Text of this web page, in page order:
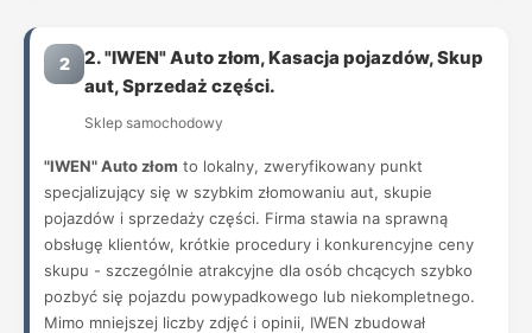
2
2. "IWEN" Auto złom, Kasacja pojazdów, Skup
aut, Sprzedaż części.
Sklep samochodowy
"IWEN" Auto złom to lokalny, zweryfikowany punkt
specjalizujący się w szybkim złomowaniu aut, skupie
pojazdów i sprzedaży części. Firma stawia na sprawną
obsługę klientów, krótkie procedury i konkurencyjne ceny
skupu - szczególnie atrakcyjne dla osób chcących szybko
pozbyć się pojazdu powypadkowego lub niekompletnego.
Mimo mniejszej liczby zdjęć i opinii, IWEN zbudował